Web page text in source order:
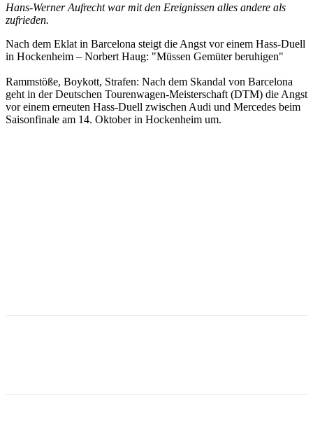
Hans-Werner Aufrecht war mit den Ereignissen alles andere als
zufrieden.
Nach dem Eklat in Barcelona steigt die Angst vor einem Hass-Duell
in Hockenheim – Norbert Haug: "Müssen Gemüter beruhigen"
Rammstöße, Boykott, Strafen: Nach dem Skandal von Barcelona
geht in der Deutschen Tourenwagen-Meisterschaft (DTM) die Angst
vor einem erneuten Hass-Duell zwischen Audi und Mercedes beim
Saisonfinale am 14. Oktober in Hockenheim um.